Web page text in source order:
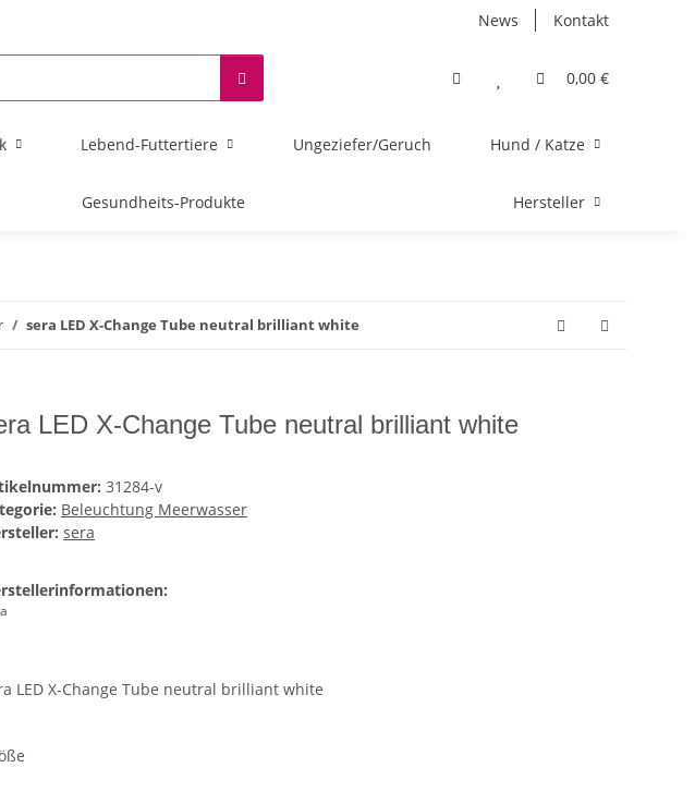
News Kontakt
0,00 €
Lebend-Futtertiere Ungeziefer/Geruch Hund / Katze
Gesundheits-Produkte Hersteller
sera LED X-Change Tube neutral brilliant white
LED X-Change Tube neutral brilliant white
31284-v
Beleuchtung Meerwasser
sera
LED X-Change Tube neutral brilliant white